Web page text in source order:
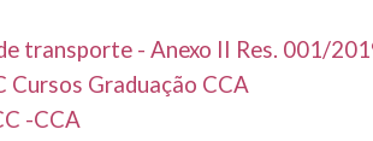
transporte - Anexo II Res. 001/
Cursos Graduação CCA
-CCA